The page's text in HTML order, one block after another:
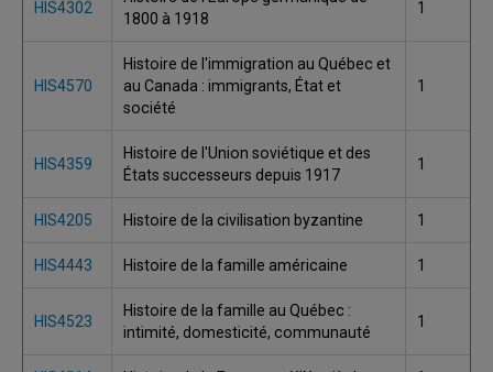
HIS4302
1800 à 1918
1
HIS4570
Histoire de l'immigration au Québec et
au Canada : immigrants, État et
société
1
HIS4359
Histoire de l'Union soviétique et des
États successeurs depuis 1917
1
HIS4205 Histoire de la civilisation byzantine 1
HIS4443 Histoire de la famille américaine 1
HIS4523
Histoire de la famille au Québec :
intimité, domesticité, communauté
1